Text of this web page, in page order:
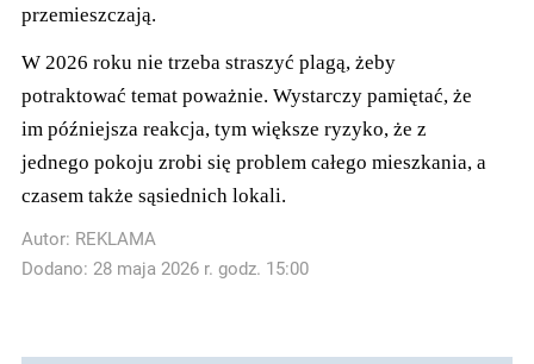
przemieszczają.
W 2026 roku nie trzeba straszyć plagą, żeby
potraktować temat poważnie. Wystarczy pamiętać, że
im późniejsza reakcja, tym większe ryzyko, że z
jednego pokoju zrobi się problem całego mieszkania, a
czasem także sąsiednich lokali.
Autor: REKLAMA
Dodano: 28 maja 2026 r. godz. 15:00